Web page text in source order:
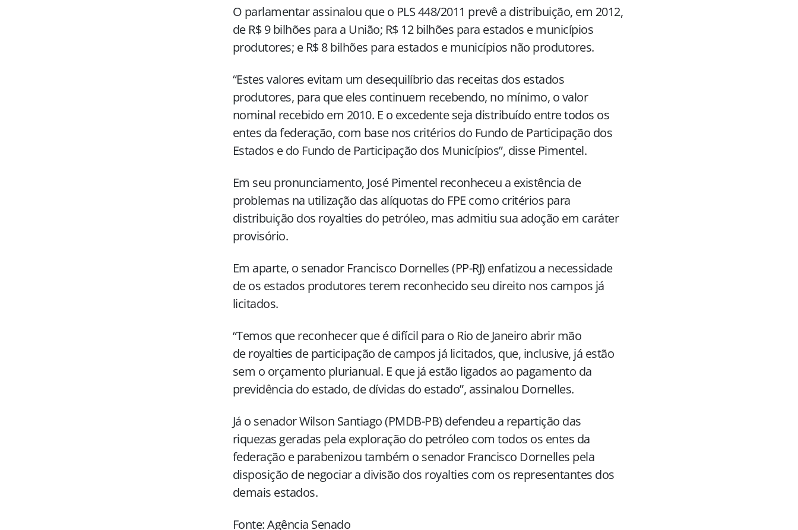
O parlamentar assinalou que o PLS 448/2011 prevê a distribuição, em 2012,
de R$ 9 bilhões para a União; R$ 12 bilhões para estados e municípios
produtores; e R$ 8 bilhões para estados e municípios não produtores.
“Estes valores evitam um desequilíbrio das receitas dos estados
produtores, para que eles continuem recebendo, no mínimo, o valor
nominal recebido em 2010. E o excedente seja distribuído entre todos os
entes da federação, com base nos critérios do Fundo de Participação dos
Estados e do Fundo de Participação dos Municípios”, disse Pimentel.
Em seu pronunciamento, José Pimentel reconheceu a existência de
problemas na utilização das alíquotas do FPE como critérios para
distribuição dos royalties do petróleo, mas admitiu sua adoção em caráter
provisório.
Em aparte, o senador Francisco Dornelles (PP-RJ) enfatizou a necessidade
de os estados produtores terem reconhecido seu direito nos campos já
licitados.
“Temos que reconhecer que é difícil para o Rio de Janeiro abrir mão
de royalties de participação de campos já licitados, que, inclusive, já estão
sem o orçamento plurianual. E que já estão ligados ao pagamento da
previdência do estado, de dívidas do estado”, assinalou Dornelles.
Já o senador Wilson Santiago (PMDB-PB) defendeu a repartição das
riquezas geradas pela exploração do petróleo com todos os entes da
federação e parabenizou também o senador Francisco Dornelles pela
disposição de negociar a divisão dos royalties com os representantes dos
demais estados.
Fonte: Agência Senado